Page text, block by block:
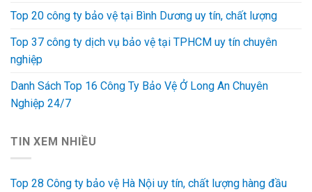
Top 20 công ty bảo vệ tại Bình Dương uy tín, chất lượng
Top 37 công ty dịch vụ bảo vệ tại TPHCM uy tín chuyên
nghiệp
Danh Sách Top 16 Công Ty Bảo Vệ Ở Long An Chuyên
Nghiệp 24/7
TIN XEM NHIỀU
Top 28 Công ty bảo vệ Hà Nội uy tín, chất lượng hàng đầu